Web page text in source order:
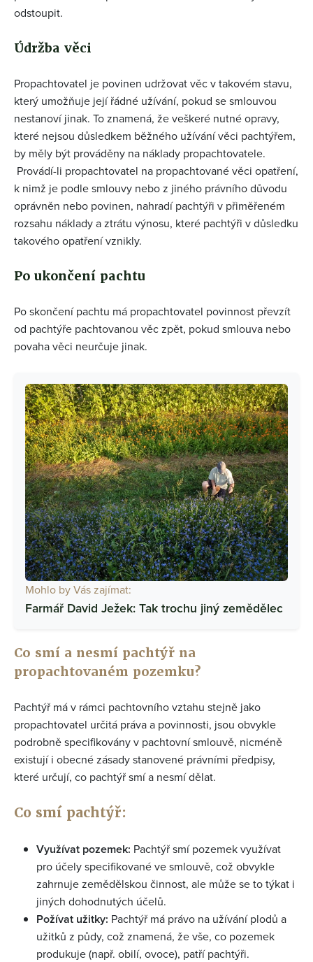
odstoupit.
Údržba věci
Propachtovatel je povinen udržovat věc v takovém stavu,
který umožňuje její řádné užívání, pokud se smlouvou
nestanoví jinak. To znamená, že veškeré nutné opravy,
které nejsou důsledkem běžného užívání věci pachtýřem,
by měly být prováděny na náklady propachtovatele.
Provádí-li propachtovatel na propachtované věci opatření,
k nimž je podle smlouvy nebo z jiného právního důvodu
oprávněn nebo povinen, nahradí pachtýři v přiměřeném
rozsahu náklady a ztrátu výnosu, které pachtýři v důsledku
takového opatření vznikly.
Po ukončení pachtu
Po skončení pachtu má propachtovatel povinnost převzít
od pachtýře pachtovanou věc zpět, pokud smlouva nebo
povaha věci neurčuje jinak.
Mohlo by Vás zajímat:
Farmář David Ježek: Tak trochu jiný zemědělec
Co smí a nesmí pachtýř na
propachtovaném pozemku?
Pachtýř má v rámci pachtovního vztahu stejně jako
propachtovatel určitá práva a povinnosti, jsou obvykle
podrobně specifikovány v pachtovní smlouvě, nicméně
existují i obecné zásady stanovené právními předpisy,
které určují, co pachtýř smí a nesmí dělat.
Co smí pachtýř:
Využívat pozemek: Pachtýř smí pozemek využívat
pro účely specifikované ve smlouvě, což obvykle
zahrnuje zemědělskou činnost, ale může se to týkat i
jiných dohodnutých účelů.
Požívat užitky: Pachtýř má právo na užívání plodů a
užitků z půdy, což znamená, že vše, co pozemek
produkuje (např. obilí, ovoce), patří pachtýři.